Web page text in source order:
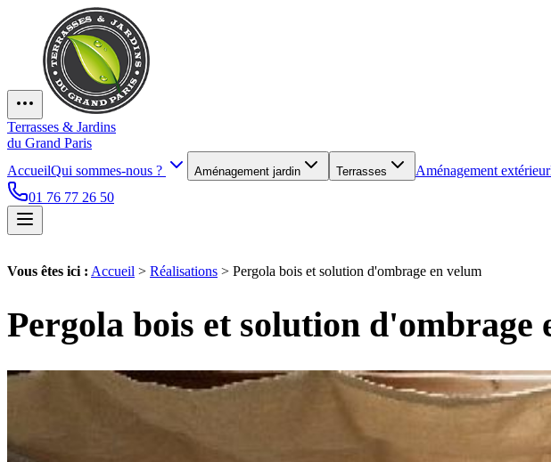
Terrasses & Jardins
du Grand Paris
AccueilQui sommes-nous ? Aménagement jardin Terrasses Aménagement extérieur
01 76 77 26 50
Vous êtes ici : Accueil > Réalisations > Pergola bois et solution d'ombrage en velum
Pergola bois et solution d'ombrage